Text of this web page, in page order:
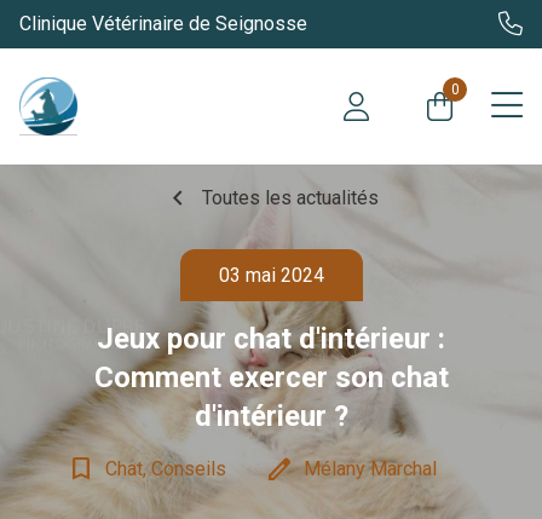
Clinique Vétérinaire de Seignosse
0
chevron_left Toutes les actualités
03 mai 2024
Jeux pour chat d'intérieur :
Comment exercer son chat
d'intérieur ?
bookmark_border Chat, Conseils edit Mélany Marchal